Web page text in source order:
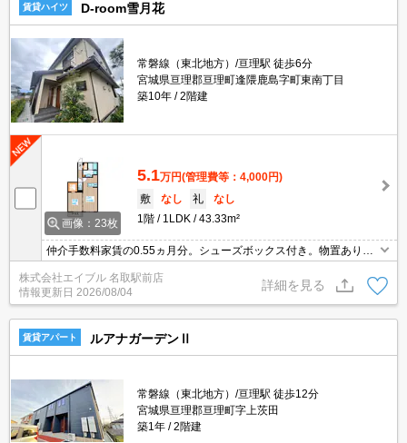
賃貸ハイツ D-room雪月花
常磐線（東北地方）/亘理駅 徒歩6分
宮城県亘理郡亘理町逢隈鹿島字町東南丁目
築10年
2階建
画像：23枚
5.1万円(管理費等：4,000円)
敷
なし 礼
なし
1階
1LDK 43.33m²
仲介手数料家賃の0.55ヵ月分。シューズボックス付き。物置あり。
カウンターキッチン。浴室換気乾燥式。温水洗浄便座付き。ウォー
クインクローゼット付き。初期費用カード払い可。温水洗浄便座付
き。
株式会社エイブル 名取駅前店
情報更新日 2026/08/04
詳細を見る
賃貸アパート ルアナガーデンⅡ
常磐線（東北地方）/亘理駅 徒歩12分
宮城県亘理郡亘理町字上茨田
築1年
2階建